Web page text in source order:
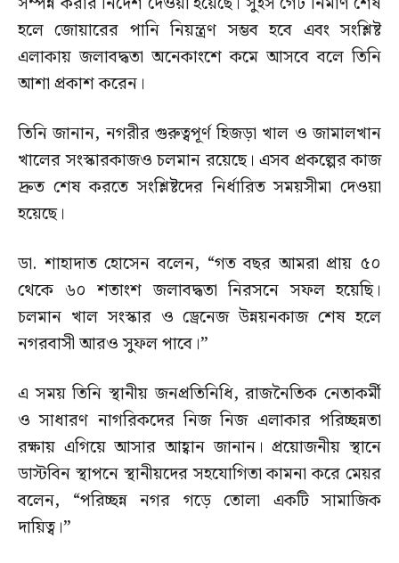
হলে জোয়ারের পানি নিয়ন্ত্রণ সম্ভব হবে এবং সংশ্লিষ্ট
এলাকায় জলাবদ্ধতা অনেকাংশে কমে আসবে বলে তিনি
আশা প্রকাশ করেন।
তিনি জানান, নগরীর গুরুত্বপূর্ণ হিজড়া খাল ও জামালখান
খালের সংস্কারকাজও চলমান রয়েছে। এসব প্রকল্পের কাজ
দ্রুত শেষ করতে সংশ্লিষ্টদের নির্ধারিত সময়সীমা দেওয়া
হয়েছে।
ডা. শাহাদাত হোসেন বলেন, “গত বছর আমরা প্রায় ৫০
থেকে ৬০ শতাংশ জলাবদ্ধতা নিরসনে সফল হয়েছি।
চলমান খাল সংস্কার ও ড্রেনেজ উন্নয়নকাজ শেষ হলে
নগরবাসী আরও সুফল পাবে।”
এ সময় তিনি স্থানীয় জনপ্রতিনিধি, রাজনৈতিক নেতাকর্মী
ও সাধারণ নাগরিকদের নিজ নিজ এলাকার পরিচ্ছন্নতা
রক্ষায় এগিয়ে আসার আহ্বান জানান। প্রয়োজনীয় স্থানে
ডাস্টবিন স্থাপনে স্থানীয়দের সহযোগিতা কামনা করে মেয়র
বলেন, “পরিচ্ছন্ন নগর গড়ে তোলা একটি সামাজিক
দায়িত্ব।”